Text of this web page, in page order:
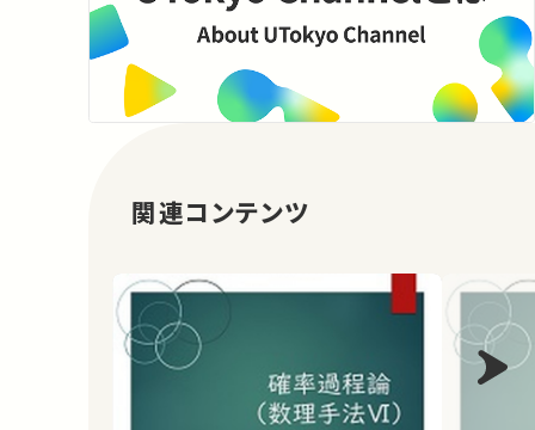
関連コンテンツ